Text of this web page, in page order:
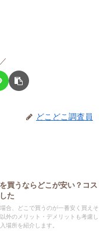
どこどこ調査員
買うならどこが安い？コス
た
合、どこで買うのが一番安く買えそ
外のメリット・デメリットも考慮し
場所を紹介します。